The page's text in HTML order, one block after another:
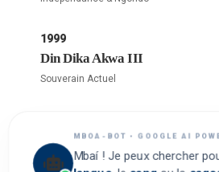
1999
Din Dika Akwa III
Souverain Actuel
MBOA-BOT • GOOGLE AI
Mbaí ! Je peux chercher